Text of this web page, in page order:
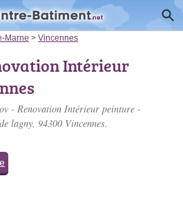
Marne > Vincennes
Intérieur
- Renovation Intérieur peinture -
lagny, 94300 Vincennes.